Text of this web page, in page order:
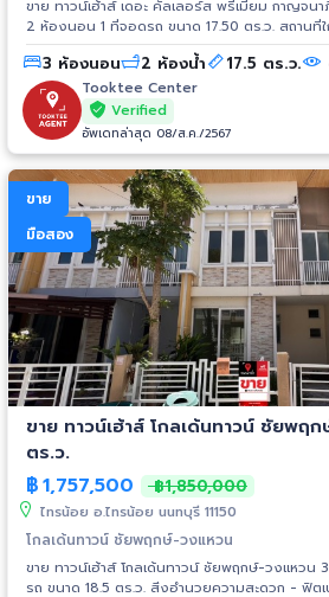
ขาย ทาวน์เฮ้าส์ เดอะ คัลเลอร์ส พรีเมี่ยม กาญจน
2 ห้องนอน 1 ที่จอดรถ ขนาด 17.50 ตร.ว. สถานที่ใกล้เคียง - เซ็นทรัล
รัตนาธิเบศร์ - เซ็นทรัล เวสต์เกต - เอสพลานาด
ราชพฤกษ์ - รพ.ไทรน้อย - รพ.เกษมราษฎร์ รัตนา
เตอร์ การเดินทาง - ถ.ชัยพฤกษ์ - ถ.กาญจนาภิเษก - ถ. 340 (บางบัวทอง-
สุพรรณบุรี) - ถ. 345 (บางบัวทอง-บางพูน) รถไฟฟ้า - MRT สายสีม่วง สถานี
ปลายทาง คลองบางไผ่
3 ห้องนอน 2 ห้องน้ำ 17.5 ตร.ว.
Tooktee Center
Verified
อัพเดทล่าสุด 08/ส.ค./2567
ขาย
มือสอง
ขาย ทาวน์เฮ้าส์ โกลเด้นทาวน์ ชัยพฤ
ตร.ว.
฿1,757,500 ฿1,850,000
ไทรน้อย อ.ไทรน้อย นนทบุรี 11150
โกลเด้นทาวน์ ชัยพฤกษ์-วงแหวน
ขาย ทาวน์เฮ้าส์ โกลเด้นทาวน์ ชัยพฤกษ์-วงแหว
รถ ขนาด 18.5 ตร.ว. สิ่งอำนวยความสะดวก - ฟิตเนส - สระว่ายน้ำ - สวน